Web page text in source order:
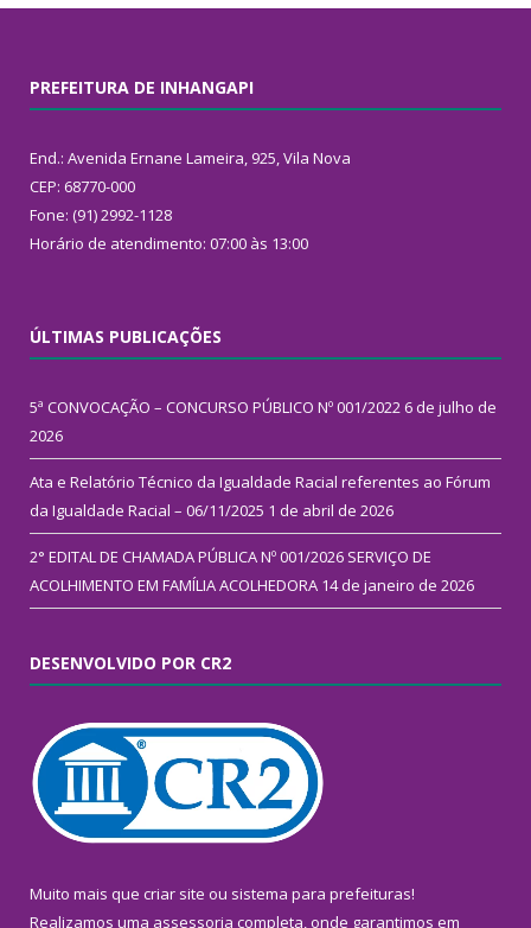
PREFEITURA DE INHANGAPI
End.: Avenida Ernane Lameira, 925, Vila Nova
CEP: 68770-000
Fone: (91) 2992-1128
Horário de atendimento: 07:00 às 13:00
ÚLTIMAS PUBLICAÇÕES
5ª CONVOCAÇÃO – CONCURSO PÚBLICO Nº 001/2022 6 de julho de
2026
Ata e Relatório Técnico da Igualdade Racial referentes ao Fórum
da Igualdade Racial – 06/11/2025 1 de abril de 2026
2° EDITAL DE CHAMADA PÚBLICA Nº 001/2026 SERVIÇO DE
ACOLHIMENTO EM FAMÍLIA ACOLHEDORA 14 de janeiro de 2026
DESENVOLVIDO POR CR2
Muito mais que criar site ou sistema para prefeituras!
Realizamos uma assessoria completa, onde garantimos em